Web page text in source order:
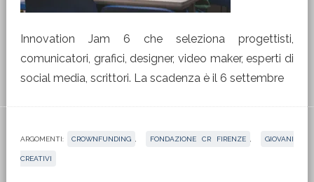
Innovation Jam 6 che seleziona progettisti,
comunicatori, grafici, designer, video maker, esperti di
social media, scrittori. La scadenza è il 6 settembre
ARGOMENTI: CROWNFUNDING FONDAZIONE CR FIRENZE GIOVANI
CREATIVI